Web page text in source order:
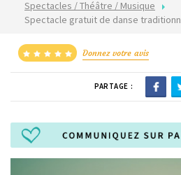
Spectacles / Théâtre / Musique
Spectacle gratuit de danse
Donnez votre avis
PARTAGE :